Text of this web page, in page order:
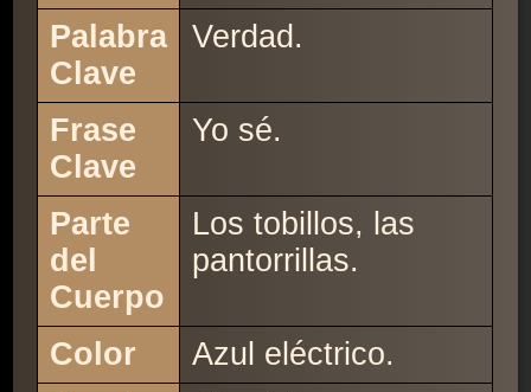
Palabra
Clave
Verdad.
Frase
Clave
Yo sé.
Parte
del
Cuerpo
Los tobillos, las
pantorrillas.
Color
Azul eléctrico.